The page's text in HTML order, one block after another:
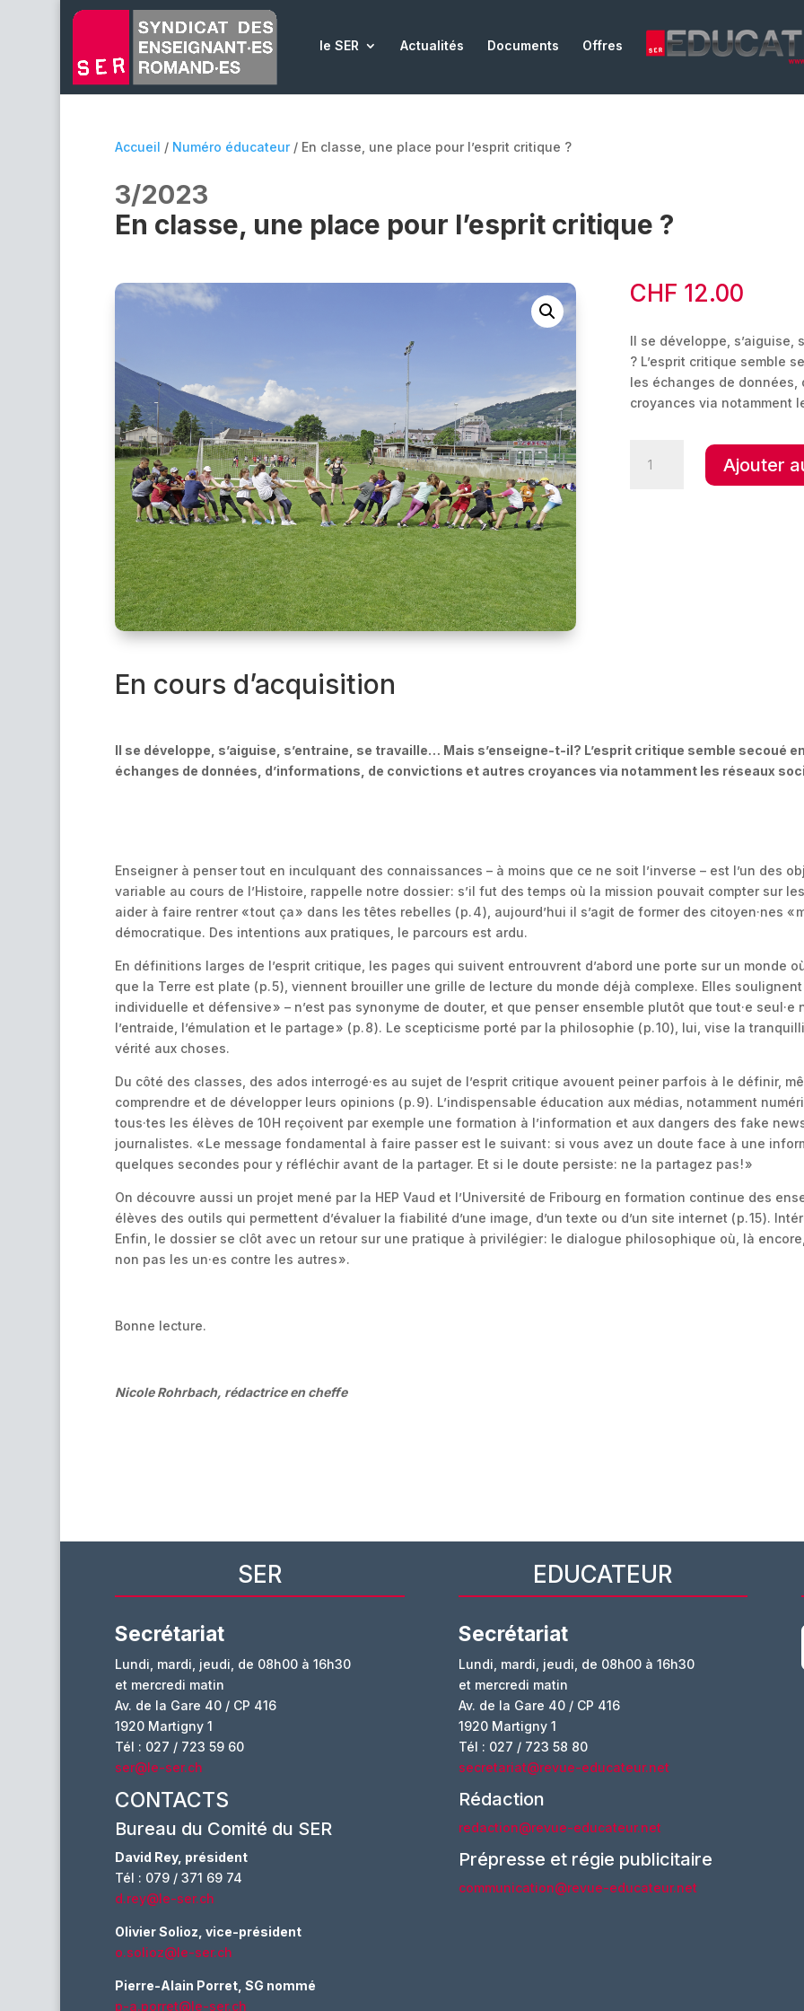
le SER Actualités Documents Offres
Accueil / Numéro éducateur/ En classe, une place pour l’esprit critique ?
3/2023
En classe, une place pour l’esprit critique ?
CHF 12.00
Il se développe, s’aiguise,
? L’esprit critique semble
les échanges de données,
croyances via notamment
Ajouter
En cours d’acquisition
Il se développe, s’aiguise, s’entraine, se travaille… Mais s’enseigne-t-il? L’esprit critique semble secoué
échanges de données, d’informations, de convictions et autres croyances via notamment les réseaux
Enseigner à penser tout en inculquant des connaissances – à moins que ce ne soit l’inverse – est l’un des
variable au cours de l’Histoire, rappelle notre dossier : s’il fut des temps où la mission pouvait compter sur
aider à faire rentrer « tout ça » dans les têtes rebelles ( p. 4 ), aujourd’hui il s’agit de former des citoyen·nes «
démocratique. Des intentions aux pratiques, le parcours est ardu.
En définitions larges de l’esprit critique, les pages qui suivent entrouvrent d’abord une porte sur un monde
que la Terre est plate ( p. 5 ), viennent brouiller une grille de lecture du monde déjà complexe. Elles
individuelle et défensive » – n’est pas synonyme de douter, et que penser ensemble plutôt que tout·e
l’entraide, l’émulation et le partage » ( p. 8 ). Le scepticisme porté par la philosophie ( p. 10 ), lui, vise la
vérité aux choses.
Du côté des classes, des ados interrogé·es au sujet de l’esprit critique avouent peiner parfois à le définir,
comprendre et de développer leurs opinions ( p. 9 ). L’indispensable éducation aux médias, notamment
tous·tes les élèves de 10 H reçoivent par exemple une formation à l’information et aux dangers des fake
journalistes. « Le message fondamental à faire passer est le suivant : si vous avez un doute face à une
quelques secondes pour y réfléchir avant de la partager. Et si le doute persiste: ne la partagez pas ! »
On découvre aussi un projet mené par la HEP Vaud et l’Université de Fribourg en formation continue des
élèves des outils qui permettent d’évaluer la fiabilité d’une image, d’un texte ou d’un site internet ( p. 15 ).
Enfin, le dossier se clôt avec un retour sur une pratique à privilégier : le dialogue philosophique où, là
non pas les un·es contre les autres ».
Bonne lecture.
Nicole Rohrbach, rédactrice en cheffe
SER
Secrétariat
Lundi, mardi, jeudi, de 08h00 à 16h30
et mercredi matin
Av. de la Gare 40 / CP 416
1920 Martigny 1
Tél : 027 / 723 59 60
ser@le-ser.ch
CONTACTS
Bureau du Comité du SER
David Rey, président
Tél : 079 / 371 69 74
d.rey@le-ser.ch
Olivier Solioz, vice-président
o.solioz@le-ser.ch
Pierre-Alain Porret, SG nommé
p-a.porret@le-ser.ch
EDUCATEUR
Secrétariat
Lundi, mardi, jeudi, de 08h00 à 16h30
et mercredi matin
Av. de la Gare 40 / CP 416
1920 Martigny 1
Tél : 027 / 723 58 80
secretariat@revue-educateur.net
Rédaction
redaction@revue-educateur.net
Prépresse et régie publicitaire
communication@revue-educateur.net